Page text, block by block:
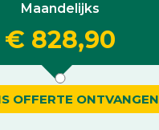
Maandelijks
€ 828,90
OFFERTE ONTVANGEN